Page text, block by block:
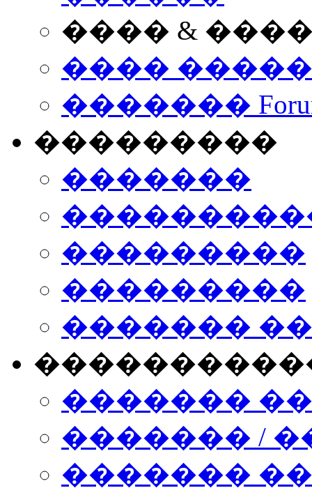
���� &
����
�������
���������
�������
���������
���������
�������
�������
������� /
�������